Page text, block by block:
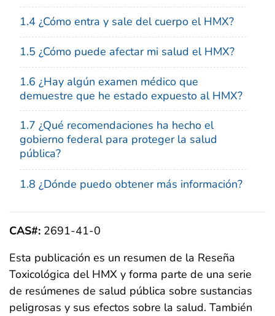
1.4 ¿Cómo entra y sale del cuerpo el HMX?
1.5 ¿Cómo puede afectar mi salud el HMX?
1.6 ¿Hay algún examen médico que
demuestre que he estado expuesto al HMX?
1.7 ¿Qué recomendaciones ha hecho el
gobierno federal para proteger la salud
pública?
1.8 ¿Dónde puedo obtener más información?
CAS#: 2691-41-0
Esta publicación es un resumen de la Reseña
Toxicológica del HMX y forma parte de una serie
de resúmenes de salud pública sobre sustancias
peligrosas y sus efectos sobre la salud. También